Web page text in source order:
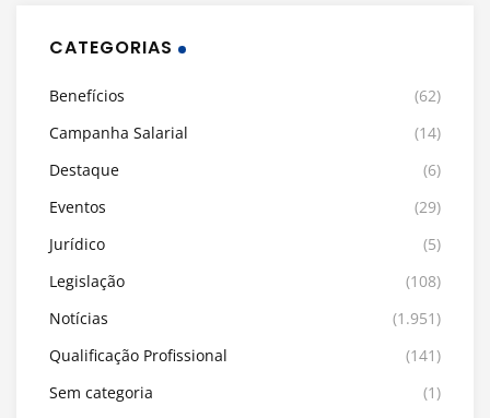
CATEGORIAS
Benefícios
(62)
Campanha Salarial
(14)
Destaque
(6)
Eventos
(29)
Jurídico
(5)
Legislação
(108)
Notícias
(1.951)
Qualificação Profissional
(141)
Sem categoria
(1)